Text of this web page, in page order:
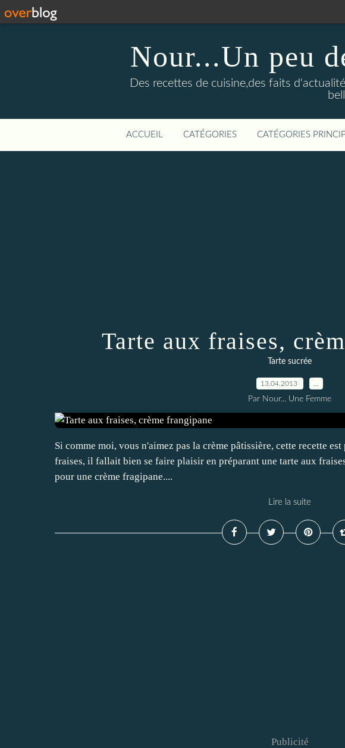
Nour...Un peu
Des recettes de cuisine,des faits
ACCUEIL CATÉGORIES CATÉGORIES
Tarte aux fraises,
Tarte sucrée
13.04.2013
Par Nour... Une Femme
Si comme moi, vous n'aimez pas la crème pâtissière, cette recette
fraises, il fallait bien se faire plaisir en préparant une tarte aux
pour une crème fragipane....
Lire la suite
Publicité